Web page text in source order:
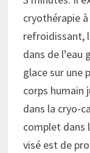
cryothérapie à
refroidissant,
dans de l’eau
glace sur une
corps humain
dans la cryo-
complet dans
visé est de